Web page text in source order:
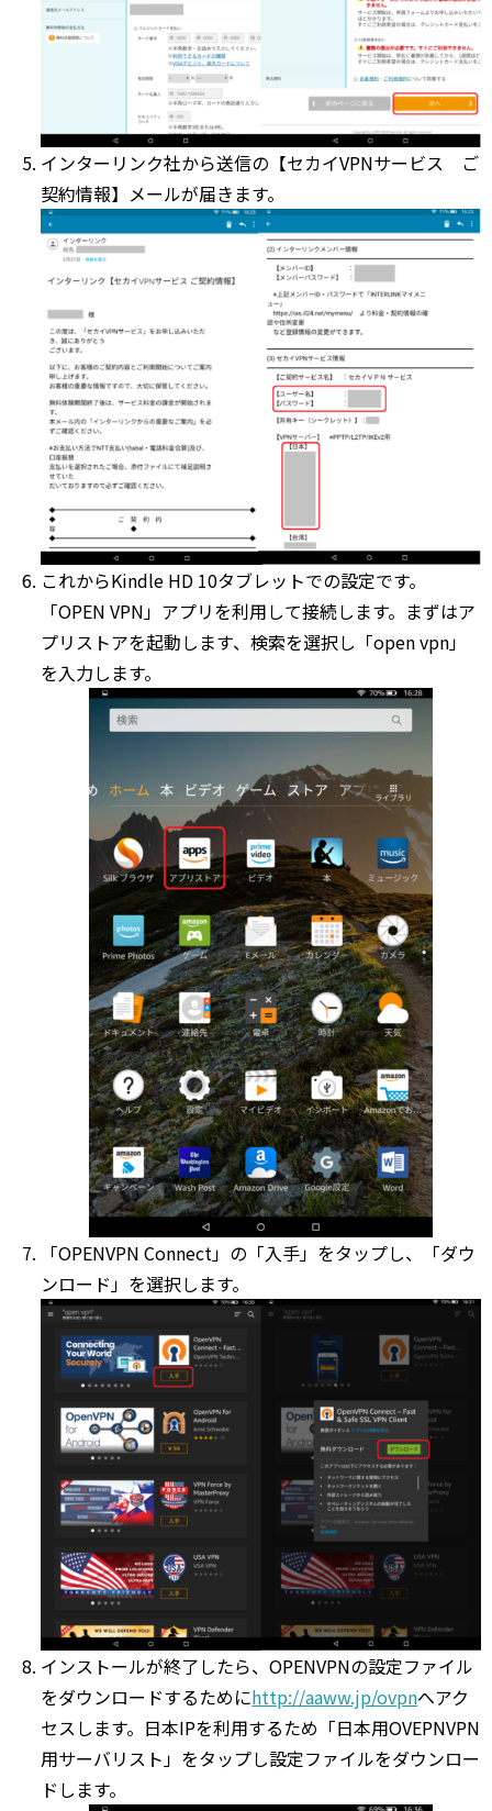
インターリンク社から送信の【セカイVPNサービス ご
契約情報】メールが届きます。
これからKindle HD 10タブレットでの設定です。
「OPEN VPN」アプリを利用して接続します。まずはア
プリストアを起動します、検索を選択し「open vpn」
を入力します。
「OPENVPN Connect」の「入手」をタップし、「ダウ
ンロード」を選択します。
インストールが終了したら、OPENVPNの設定ファイル
をダウンロードするためにhttp://aaww.jp/ovpnへアク
セスします。日本IPを利用するため「日本用OVEPNVPN
用サーバリスト」をタップし設定ファイルをダウンロー
ドします。